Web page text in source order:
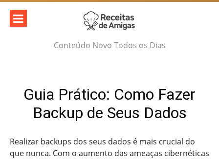
Skip
content
Conteúdo Novo Todos os Dias
Guia Prático: Como Fazer
Backup de Seus Dados
Realizar backups dos seus dados é mais crucial do
que nunca. Com o aumento das ameaças cibernéticas